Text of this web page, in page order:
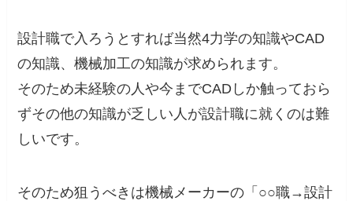
設計職で入ろうとすれば当然4力学の知識やCAD
の知識、機械加工の知識が求められます。
そのため未経験の人や今までCADしか触っておら
ずその他の知識が乏しい人が設計職に就くのは難
しいです。
そのため狙うべきは機械メーカーの「○○職→設計